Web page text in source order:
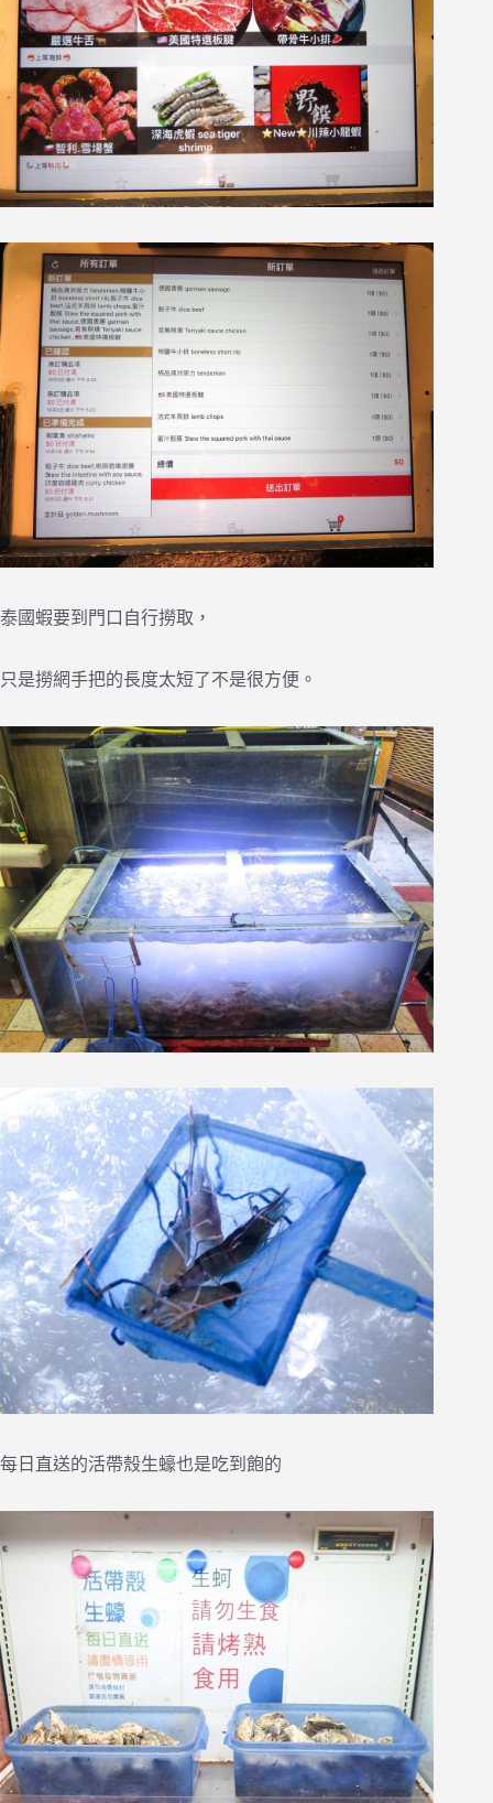
泰國蝦要到門口自行撈取，
只是撈網手把的長度太短了不是很方便。
每日直送的活帶殼生蠔也是吃到飽的